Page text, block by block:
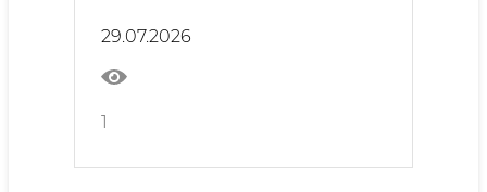
29.07.2026
1